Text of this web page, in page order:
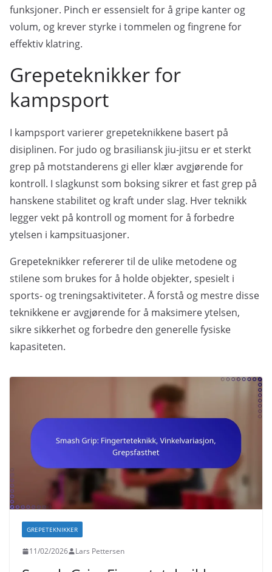
funksjoner. Pinch er essensielt for å gripe kanter og
volum, og krever styrke i tommelen og fingrene for
effektiv klatring.
Grepeteknikker for
kampsport
I kampsport varierer grepeteknikkene basert på
disiplinen. For judo og brasiliansk jiu-jitsu er et sterkt
grep på motstanderens gi eller klær avgjørende for
kontroll. I slagkunst som boksing sikrer et fast grep på
hanskene stabilitet og kraft under slag. Hver teknikk
legger vekt på kontroll og moment for å forbedre
ytelsen i kampsituasjoner.
Grepeteknikker refererer til de ulike metodene og
stilene som brukes for å holde objekter, spesielt i
sports- og treningsaktiviteter. Å forstå og mestre disse
teknikkene er avgjørende for å maksimere ytelsen,
sikre sikkerhet og forbedre den generelle fysiske
kapasiteten.
GREPETEKNIKKER
11/02/2026 Lars Pettersen